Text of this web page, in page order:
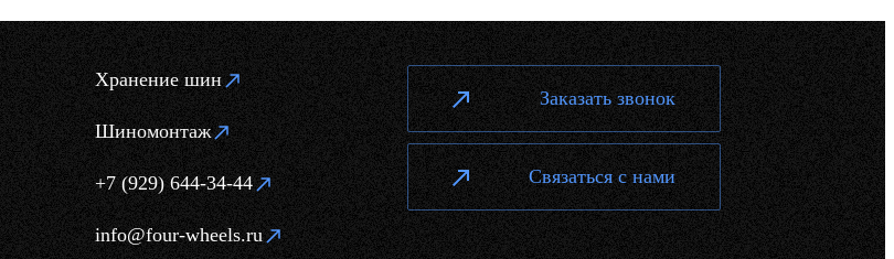
Хранение шин
Шиномонтаж
+7 (929) 644-34-44
info@four-wheels.ru
Заказать звонок
Связаться с нами